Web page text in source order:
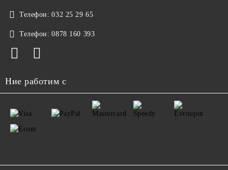
Телефон: 032 25 29 65
Телефон: 0878 160 393
Ние работим с